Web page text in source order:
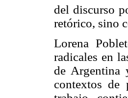
del discurso
retórico, sino
Lorena
radicales en
de Argentina
contextos de